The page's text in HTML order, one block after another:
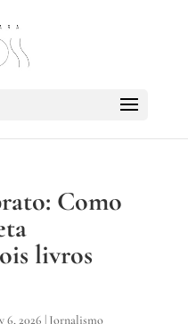
Como
livros
6, 2026 | Jornalismo